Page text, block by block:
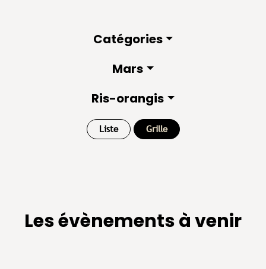
Catégories
Mars
Ris-orangis
Liste Grille
Les évènements à venir